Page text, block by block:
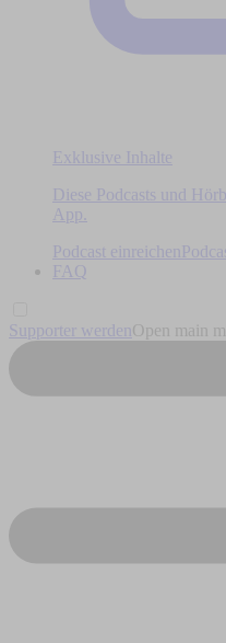
Exklusive Inhalte
Diese Podcasts und
App.
Podcast einreichen
FAQ
Supporter werden Open main